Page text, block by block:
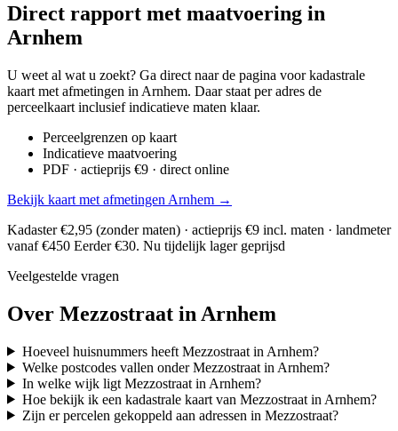
Direct rapport met maatvoering in
Arnhem
U weet al wat u zoekt? Ga direct naar de pagina voor kadastrale
kaart met afmetingen in Arnhem. Daar staat per adres de
perceelkaart inclusief indicatieve maten klaar.
Perceelgrenzen op kaart
Indicatieve maatvoering
PDF · actieprijs €9 · direct online
Bekijk kaart met afmetingen Arnhem →
Kadaster €2,95 (zonder maten) · actieprijs €9 incl. maten · landmeter
vanaf €450 Eerder €30. Nu tijdelijk lager geprijsd
Veelgestelde vragen
Over Mezzostraat in Arnhem
Hoeveel huisnummers heeft Mezzostraat in Arnhem?
Welke postcodes vallen onder Mezzostraat in Arnhem?
In welke wijk ligt Mezzostraat in Arnhem?
Hoe bekijk ik een kadastrale kaart van Mezzostraat in Arnhem?
Zijn er percelen gekoppeld aan adressen in Mezzostraat?